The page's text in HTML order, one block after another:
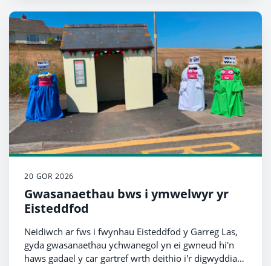
20 GOR 2026
Gwasanaethau bws i ymwelwyr yr
Eisteddfod
Neidiwch ar fws i fwynhau Eisteddfod y Garreg Las,
gyda gwasanaethau ychwanegol yn ei gwneud hi'n
haws gadael y car gartref wrth deithio i'r digwyddiad